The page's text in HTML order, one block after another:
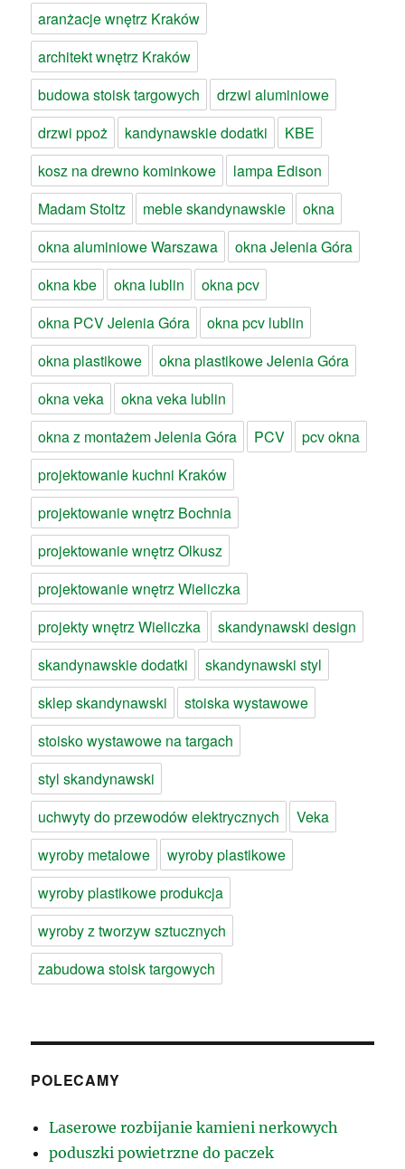
aranżacje wnętrz Kraków
architekt wnętrz Kraków
budowa stoisk targowych
drzwi aluminiowe
drzwi ppoż
kandynawskie dodatki
KBE
kosz na drewno kominkowe
lampa Edison
Madam Stoltz
meble skandynawskie
okna
okna aluminiowe Warszawa
okna Jelenia Góra
okna kbe
okna lublin
okna pcv
okna PCV Jelenia Góra
okna pcv lublin
okna plastikowe
okna plastikowe Jelenia Góra
okna veka
okna veka lublin
okna z montażem Jelenia Góra
PCV
pcv okna
projektowanie kuchni Kraków
projektowanie wnętrz Bochnia
projektowanie wnętrz Olkusz
projektowanie wnętrz Wieliczka
projekty wnętrz Wieliczka
skandynawski design
skandynawskie dodatki
skandynawski styl
sklep skandynawski
stoiska wystawowe
stoisko wystawowe na targach
styl skandynawski
uchwyty do przewodów elektrycznych
Veka
wyroby metalowe
wyroby plastikowe
wyroby plastikowe produkcja
wyroby z tworzyw sztucznych
zabudowa stoisk targowych
POLECAMY
Laserowe rozbijanie kamieni nerkowych
poduszki powietrzne do paczek